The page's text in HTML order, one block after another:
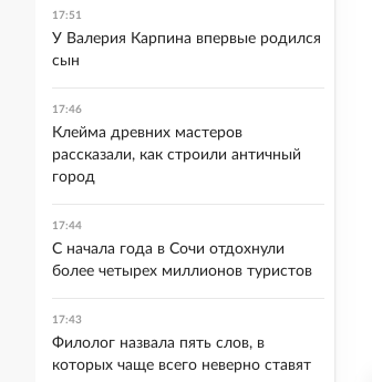
17:51
У Валерия Карпина впервые родился
сын
17:46
Клейма древних мастеров
рассказали, как строили античный
город
17:44
С начала года в Сочи отдохнули
более четырех миллионов туристов
17:43
Филолог назвала пять слов, в
которых чаще всего неверно ставят